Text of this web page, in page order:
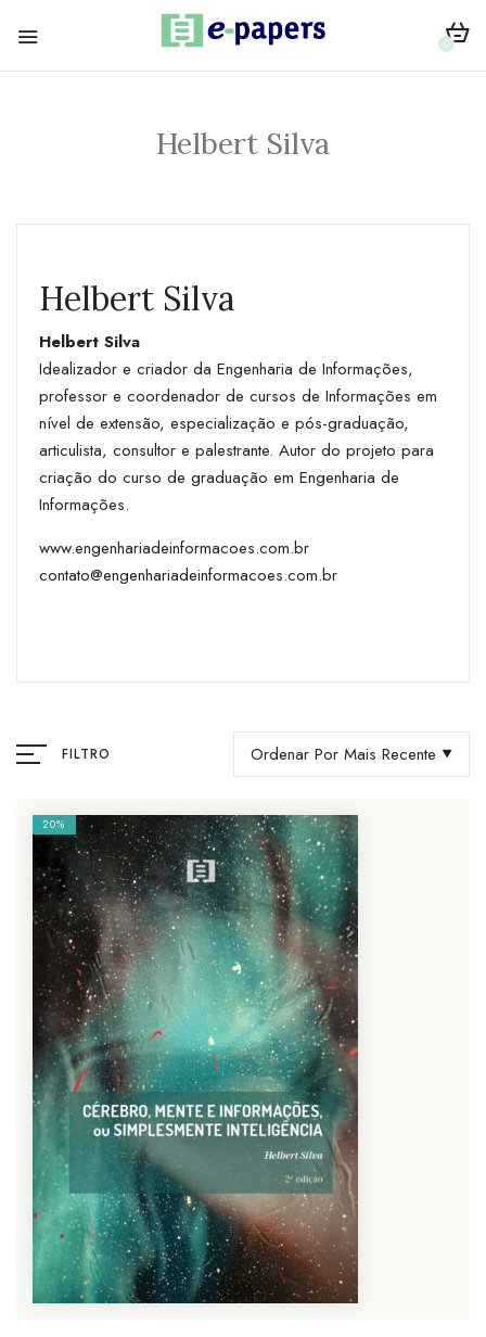
0
Helbert Silva
Helbert Silva
Helbert Silva
Idealizador e criador da Engenharia de Informações,
professor e coordenador de cursos de Informações em
nível de extensão, especialização e pós-graduação,
articulista, consultor e palestrante. Autor do projeto para
criação do curso de graduação em Engenharia de
Informações.
www.engenhariadeinformacoes.com.br
contato@engenhariadeinformacoes.com.br
FILTRO Ordenar Por Mais Recente
20%